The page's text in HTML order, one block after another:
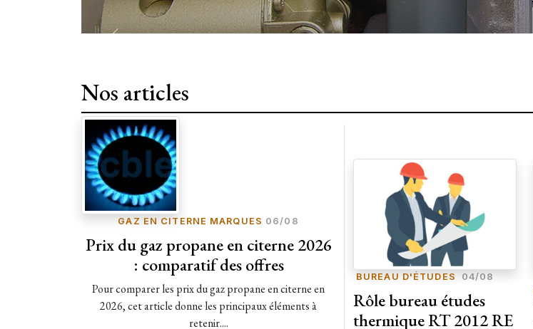
Nos articles
GAZ EN CITERNE MARQUES 06/08
Prix du gaz propane en citerne 2026
: comparatif des offres
Pour comparer les prix du gaz propane en citerne en
2026, cet article donne les principaux éléments à
retenir....
BUREAU D'ÉTUDES 04/08
Rôle bureau études
thermique RT 2012 RE